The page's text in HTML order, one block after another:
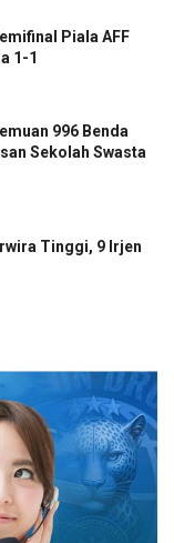
Piala AFF
1-1
996 Benda
Sekolah Swasta
Tinggi, 9 Irjen